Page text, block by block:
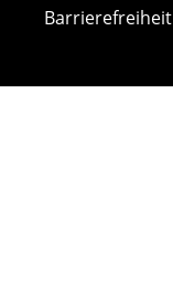
Barrierefreiheit